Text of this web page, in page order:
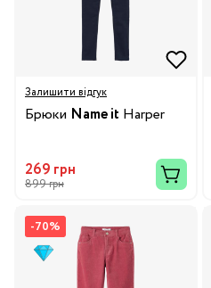
Залишити відгук
Брюки Name it Harper
269 грн
899 грн
-70%